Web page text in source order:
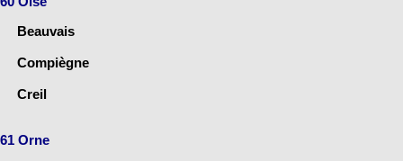
Beauvais
Compiègne
Creil
61 Orne